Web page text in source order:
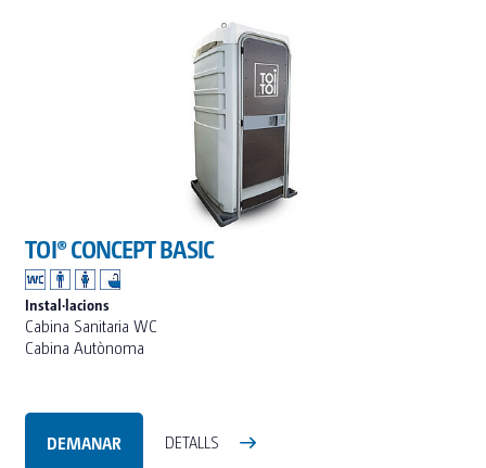
TOI® CONCEPT BASIC
Instal·lacions
Cabina Sanitaria WC
Cabina Autònoma
DEMANAR DETALLS